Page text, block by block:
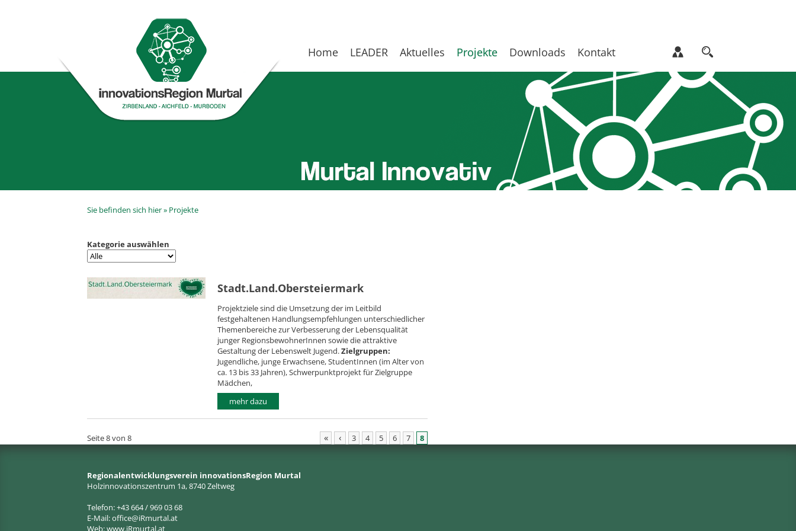
Home LEADER Aktuelles Projekte Downloads Kontakt
Sie befinden sich hier » Projekte
Kategorie auswählen
Stadt.Land.Obersteiermark
Projektziele sind die Umsetzung der im Leitbild
festgehaltenen Handlungsempfehlungen unterschiedlicher
Themenbereiche zur Verbesserung der Lebensqualität
junger RegionsbewohnerInnen sowie die attraktive
Gestaltung der Lebenswelt Jugend.Zielgruppen:
Jugendliche, junge Erwachsene, StudentInnen (im Alter von
ca. 13 bis 33 Jahren), Schwerpunktprojekt für Zielgruppe
Mädchen,
mehr dazu
Seite 8 von 8 « ‹ 3 4 5 6 7 8
Regionalentwicklungsverein innovationsRegion Murtal
Holzinnovationszentrum 1a, 8740 Zeltweg
Telefon: +43 664 / 969 03 68
E-Mail:office@iRmurtal.at
Web:www.iRmurtal.at